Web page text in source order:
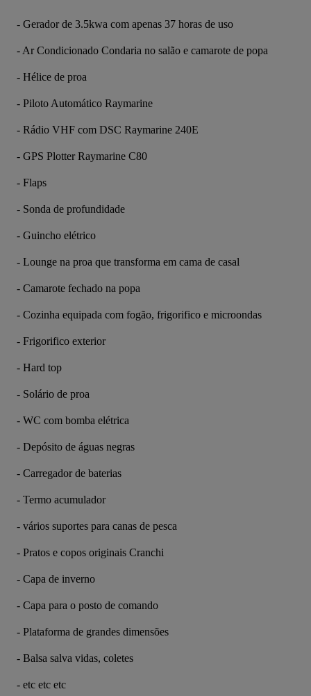
- Gerador de 3.5kwa com apenas 37 horas de uso
- Ar Condicionado Condaria no salão e camarote de popa
- Hélice de proa
- Piloto Automático Raymarine
- Rádio VHF com DSC Raymarine 240E
- GPS Plotter Raymarine C80
- Flaps
- Sonda de profundidade
- Guincho elétrico
- Lounge na proa que transforma em cama de casal
- Camarote fechado na popa
- Cozinha equipada com fogão, frigorifico e microondas
- Frigorifico exterior
- Hard top
- Solário de proa
- WC com bomba elétrica
- Depósito de águas negras
- Carregador de baterias
- Termo acumulador
- vários suportes para canas de pesca
- Pratos e copos originais Cranchi
- Capa de inverno
- Capa para o posto de comando
- Plataforma de grandes dimensões
- Balsa salva vidas, coletes
- etc etc etc